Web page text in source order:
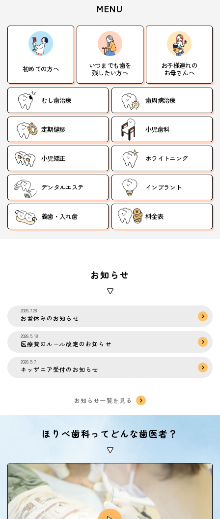
MENU
初めての方へ いつまでも歯を
残したい方へ
お子様連れの
お母さんへ
むし歯治療 歯周病治療
定期健診 小児歯科
小児矯正 ホワイトニング
デンタルエステ インプラント
義歯・入れ歯 料金表
お知らせ
2026.7.28
お盆休みのお知らせ
2026.5.18
医療費のルール改定のお知らせ
2026.5.7
キッザニア受付のお知らせ
お知らせ一覧を見る
ほりべ歯科ってどんな歯医者？